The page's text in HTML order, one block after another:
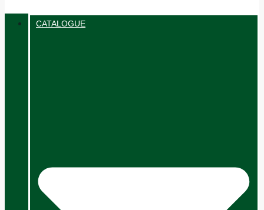
CATALOGUE